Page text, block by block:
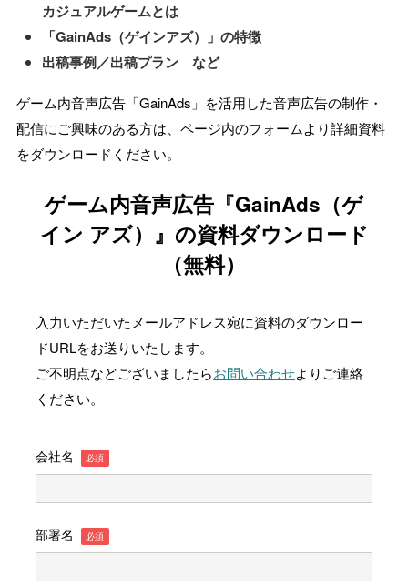
カジュアルゲームとは
「GainAds（ゲインアズ）」の特徴
出稿事例／出稿プラン など
ゲーム内音声広告「GainAds」を活用した音声広告の制作・
配信にご興味のある方は、ページ内のフォームより詳細資料
をダウンロードください。
ゲーム内音声広告『GainAds（ゲ
イン アズ）』の資料ダウンロード
（無料）
入力いただいたメールアドレス宛に資料のダウンロー
ドURLをお送りいたします。
ご不明点などございましたらお問い合わせよりご連絡
ください。
会社名
部署名